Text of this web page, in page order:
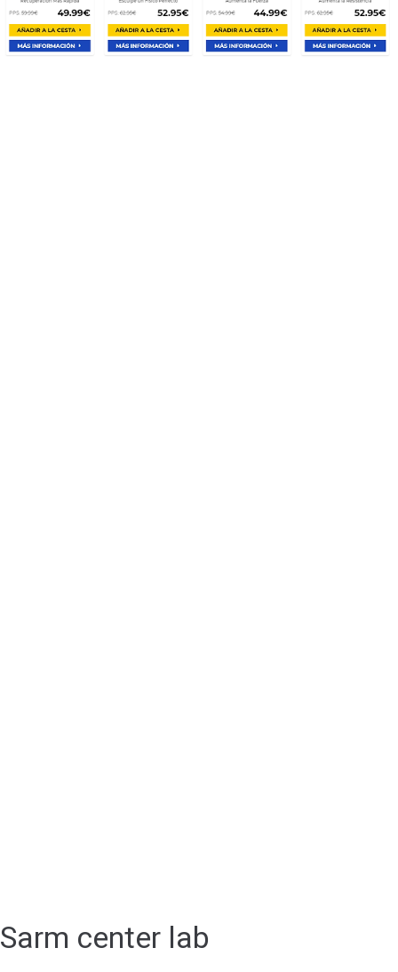
Sarm center lab